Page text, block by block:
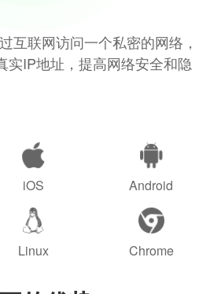
互联网访问一个私密的网络，
实IP地址，提高网络安全和隐
iOS Android
Linux Chrome